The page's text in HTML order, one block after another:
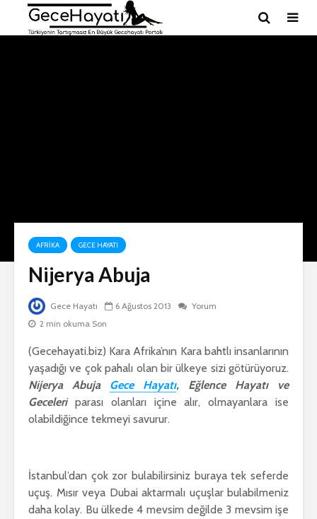
AFRIKA GECE HAYATI
Nijerya Abuja
Gece Hayatı 6 Ağustos 2013
Yorum
2 min okuma Son
(Gecehayati.biz) Kara Afrika’nın Kara bahtlı insanlarının
yaşadığı ve çok pahalı olan bir ülkeye sizi götürüyoruz.
Nijerya Abuja Gece Hayatı, Eğlence Hayatı ve
Geceleriparası olanları içine alır, olmayanlara ise
olabildiğince tekmeyi savurur.
İstanbul’dan çok zor bulabilirsiniz buraya tek seferde
uçuş. Mısır veya Dubai aktarmalı uçuşlar bulabilmeniz
daha kolay. Bu ülkede 4 mevsim değilde 3 mevsim işe